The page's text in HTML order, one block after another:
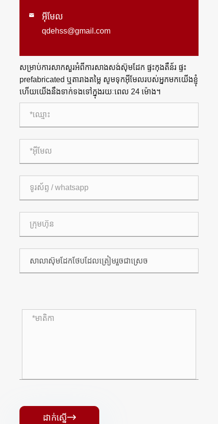
 អ៊ីមែល
qdehss@gmail.com
សម្រាប់ការសាកសួរអំពីការសាងសង់ស៊ុមដែក ផ្ទះកុងតឺន័រ ផ្ទះ
prefabricated ឬតារាងតម្លៃ សូមទុកអ៊ីមែលរបស់អ្នកមកយើងខ្ញុំ
ហើយយើងនឹងទាក់ទងទៅក្នុងរយៈពេល 24 ម៉ោង។
ដាក់ស្នើ